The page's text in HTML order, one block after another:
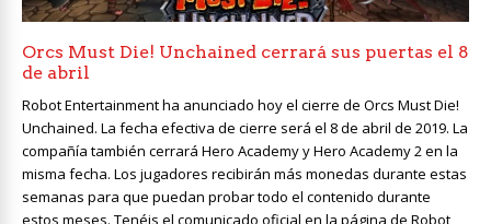
Orcs Must Die! Unchained cerrará sus puertas el 8
de abril
Robot Entertainment ha anunciado hoy el cierre de Orcs Must Die!
Unchained. La fecha efectiva de cierre será el 8 de abril de 2019. La
compañía también cerrará Hero Academy y Hero Academy 2 en la
misma fecha. Los jugadores recibirán más monedas durante estas
semanas para que puedan probar todo el contenido durante
estos meses. Tenéis el comunicado oficial en la página de Robot